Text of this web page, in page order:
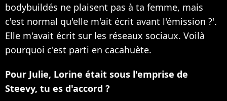
bodybuildés ne plaisent pas à ta femme, mais
c'est normal qu'elle m'ait écrit avant l'émission ?'.
Elle m'avait écrit sur les réseaux sociaux. Voilà
pourquoi c'est parti en cacahuète.
Pour Julie, Lorine était sous l'emprise de
Steevy, tu es d'accord ?